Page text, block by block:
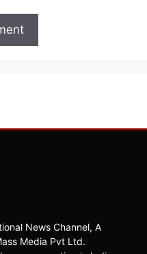
News Channel, A
Media Pvt Ltd.